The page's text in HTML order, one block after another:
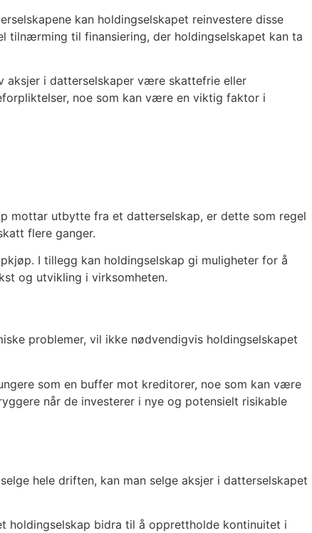
kan holdingselskapet reinvestere disse
tilnærming til finansiering, der holdingselskapet kan ta
aksjer i datterselskaper være skattefrie eller
noe som kan være en viktig faktor i
mottar utbytte fra et datterselskap, er dette som regel
flere ganger.
I tillegg kan holdingselskap gi muligheter for å
og utvikling i virksomheten.
problemer, vil ikke nødvendigvis holdingselskapet
som en buffer mot kreditorer, noe som kan være
når de investerer i nye og potensielt risikable
hele driften, kan man selge aksjer i datterselskapet
holdingselskap bidra til å opprettholde kontinuitet i